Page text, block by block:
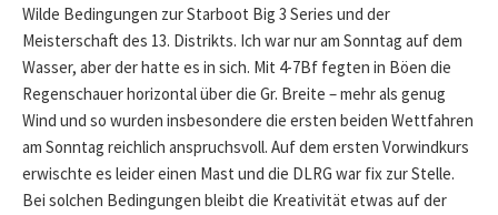
Wilde Bedingungen zur Starboot Big 3 Series und der
Meisterschaft des 13. Distrikts. Ich war nur am Sonntag auf dem
Wasser, aber der hatte es in sich. Mit 4-7Bf fegten in Böen die
Regenschauer horizontal über die Gr. Breite – mehr als genug
Wind und so wurden insbesondere die ersten beiden Wettfahren
am Sonntag reichlich anspruchsvoll. Auf dem ersten Vorwindkurs
erwischte es leider einen Mast und die DLRG war fix zur Stelle.
Bei solchen Bedingungen bleibt die Kreativität etwas auf der